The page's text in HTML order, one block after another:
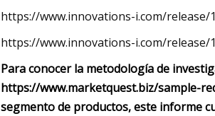
https://www.innovations-i.com/release/
https://www.innovations-i.com/release/
Para conocer la metodología de
https://www.marketquest.biz/sample-
segmento de productos, este informe